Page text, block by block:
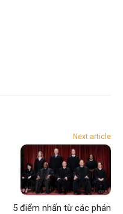
Next article
5 điểm nhấn từ các phán